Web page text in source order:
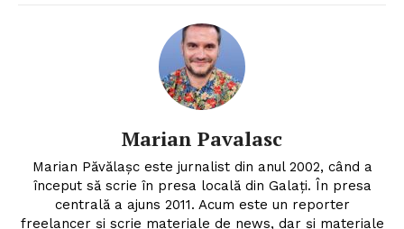
Marian Pavalasc
Marian Păvălașc este jurnalist din anul 2002, când a
început să scrie în presa locală din Galați. În presa
centrală a ajuns 2011. Acum este un reporter
freelancer și scrie materiale de news, dar și materiale